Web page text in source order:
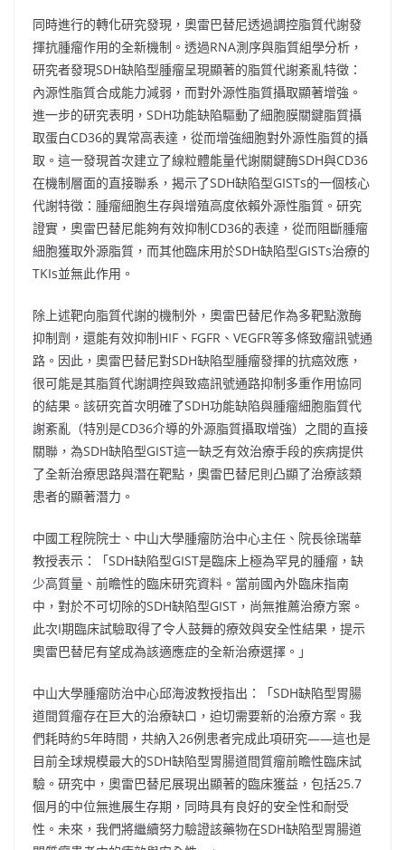
同時進行的轉化研究發現，奧雷巴替尼透過調控脂質代謝發
揮抗腫瘤作用的全新機制。透過RNA測序與脂質組學分析，
研究者發現SDH缺陷型腫瘤呈現顯著的脂質代謝紊亂特徵：
內源性脂質合成能力減弱，而對外源性脂質攝取顯著增強。
進一步的研究表明，SDH功能缺陷驅動了細胞膜關鍵脂質攝
取蛋白CD36的異常高表達，從而增強細胞對外源性脂質的攝
取。這一發現首次建立了線粒體能量代謝關鍵酶SDH與CD36
在機制層面的直接聯系，揭示了SDH缺陷型GISTs的一個核心
代謝特徵：腫瘤細胞生存與增殖高度依賴外源性脂質。研究
證實，奧雷巴替尼能夠有效抑制CD36的表達，從而阻斷腫瘤
細胞獲取外源脂質，而其他臨床用於SDH缺陷型GISTs治療的
TKIs並無此作用。
除上述靶向脂質代謝的機制外，奧雷巴替尼作為多靶點激酶
抑制劑，還能有效抑制HIF、FGFR、VEGFR等多條致瘤訊號通
路。因此，奧雷巴替尼對SDH缺陷型腫瘤發揮的抗癌效應，
很可能是其脂質代謝調控與致癌訊號通路抑制多重作用協同
的結果。該研究首次明確了SDH功能缺陷與腫瘤細胞脂質代
謝紊亂（特別是CD36介導的外源脂質攝取增強）之間的直接
關聯，為SDH缺陷型GIST這一缺乏有效治療手段的疾病提供
了全新治療思路與潛在靶點，奧雷巴替尼則凸顯了治療該類
患者的顯著潛力。
中國工程院院士、中山大學腫瘤防治中心主任、院長徐瑞華
教授表示：「SDH缺陷型GIST是臨床上極為罕見的腫瘤，缺
少高質量、前瞻性的臨床研究資料。當前國內外臨床指南
中，對於不可切除的SDH缺陷型GIST，尚無推薦治療方案。
此次I期臨床試驗取得了令人鼓舞的療效與安全性結果，提示
奧雷巴替尼有望成為該適應症的全新治療選擇。」
中山大學腫瘤防治中心邱海波教授指出：「SDH缺陷型胃腸
道間質瘤存在巨大的治療缺口，迫切需要新的治療方案。我
們耗時約5年時間，共納入26例患者完成此項研究——這也是
目前全球規模最大的SDH缺陷型胃腸道間質瘤前瞻性臨床試
驗。研究中，奧雷巴替尼展現出顯著的臨床獲益，包括25.7
個月的中位無進展生存期，同時具有良好的安全性和耐受
性。未來，我們將繼續努力驗證該藥物在SDH缺陷型胃腸道